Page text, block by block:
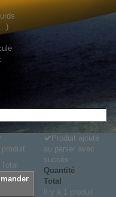
Total
Produit ajouté
au panier avec
succès
Quantité
Total
Il y a 1 produit